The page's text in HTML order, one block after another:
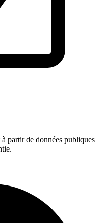
partir de données publiques